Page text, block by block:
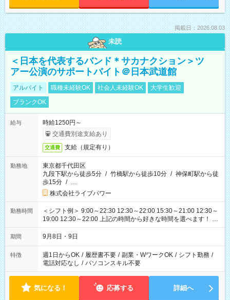
掲載日：2026.08.03
未読
＜日本を代表するバンド＊サカナクション＞ツ
アー公演のサポートバイト＠日本武道館
アルバイト 職種未経験OK 社会人未経験OK
大学生歓迎
ブランクOK
給与
時給1250円～
交通費別途支給あり
交通費 支給（規定有り）
勤務地
東京都千代田区
九段下駅から徒歩5分 / 竹橋駅から徒歩10分 / 神保町駅から徒
歩15分 / …
株式会社ライブパワー
勤務時間
＜シフト例＞ 9:00～22:30 12:30～22:00 15:30～21:00 12:30～
19:00 12:30～22:00 上記の時間から好きな時間を選べます！ ※
時間は変更となる可能性があります
期間 9月8日・9日
特徴 週1日からOK / 履歴書不要 / 副業・WワークOK / シフト勤務 /
電話対応なし / パソコンスキル不要
気になる！ 応募する 詳細へ